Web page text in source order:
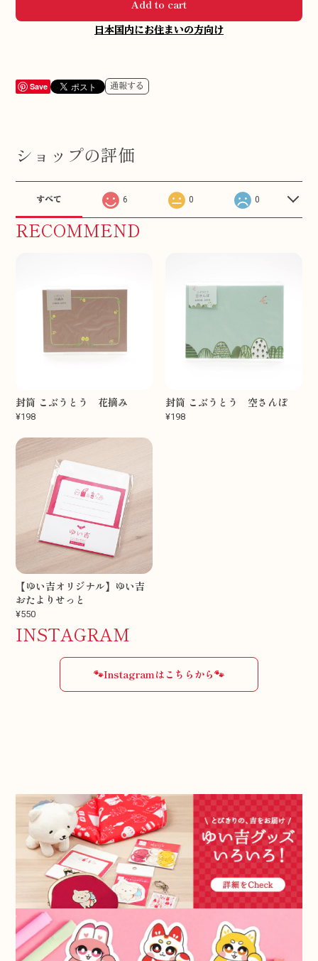
Add to cart
日本国内にお住まいの方向け
Save 通報する
ショップの評価
すべて 6 0 0
RECOMMEND
封筒 こぶうとう 花摘み
¥198
封筒 こぶうとう 空さんぽ
¥198
【ゆい吉オリジナル】ゆい吉
おたよりせっと
¥550
INSTAGRAM
🐾Instagramはこちらから🐾